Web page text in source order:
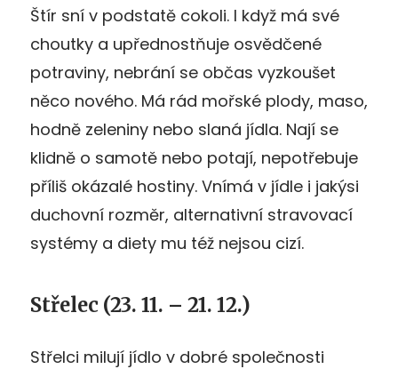
Štír sní v podstatě cokoli. I když má své
choutky a upřednostňuje osvědčené
potraviny, nebrání se občas vyzkoušet
něco nového. Má rád mořské plody, maso,
hodně zeleniny nebo slaná jídla. Nají se
klidně o samotě nebo potají, nepotřebuje
příliš okázalé hostiny. Vnímá v jídle i jakýsi
duchovní rozměr, alternativní stravovací
systémy a diety mu též nejsou cizí.
Střelec (23. 11. – 21. 12.)
Střelci milují jídlo v dobré společnosti